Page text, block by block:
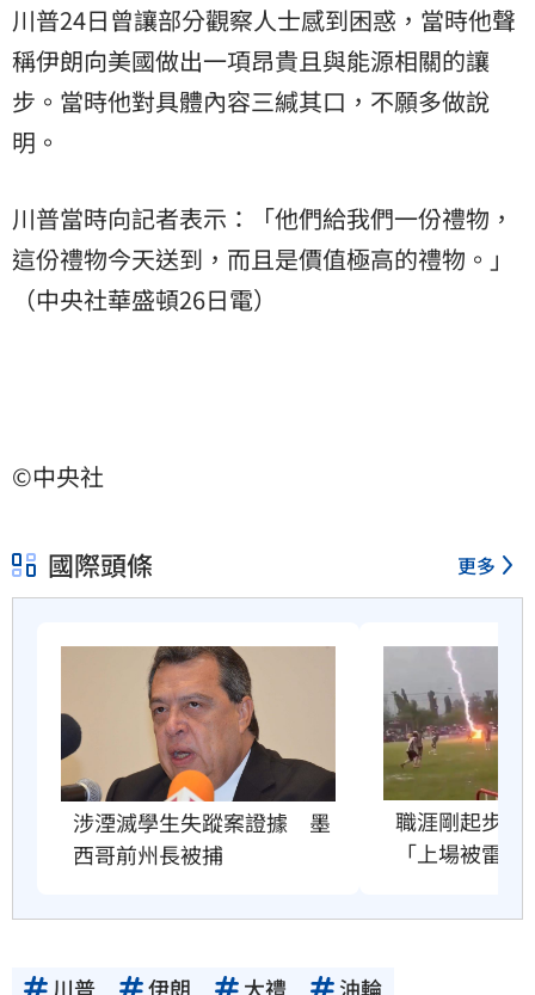
川普24日曾讓部分觀察人士感到困惑，當時他聲
稱伊朗向美國做出一項昂貴且與能源相關的讓
步。當時他對具體內容三緘其口，不願多做說
明。
川普當時向記者表示：「他們給我們一份禮物，
這份禮物今天送到，而且是價值極高的禮物。」
（中央社華盛頓26日電）
©中央社
國際頭條 更多
涉湮滅學生失蹤案證據　墨
西哥前州長被捕
職涯剛起步　
「上場被雷劈
川普 伊朗 大禮 油輪